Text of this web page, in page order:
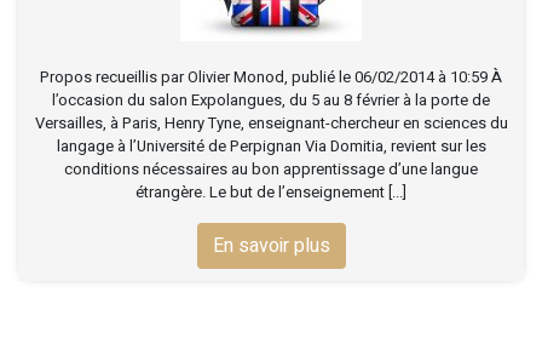
Propos recueillis par Olivier Monod, publié le 06/02/2014 à 10:59 À
l’occasion du salon Expolangues, du 5 au 8 février à la porte de
Versailles, à Paris, Henry Tyne, enseignant-chercheur en sciences du
langage à l’Université de Perpignan Via Domitia, revient sur les
conditions nécessaires au bon apprentissage d’une langue
étrangère. Le but de l’enseignement [...]
En savoir plus